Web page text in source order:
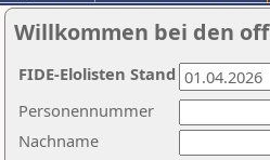
Willkommen bei den
Nachname
Personennummer
FIDE-Elolisten Stand